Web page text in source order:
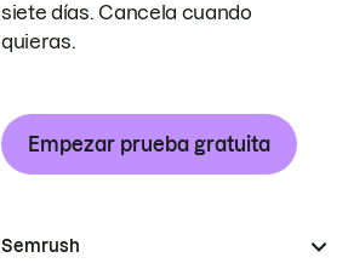
siete días. Cancela cuando
quieras.
Empezar prueba gratuita
Semrush